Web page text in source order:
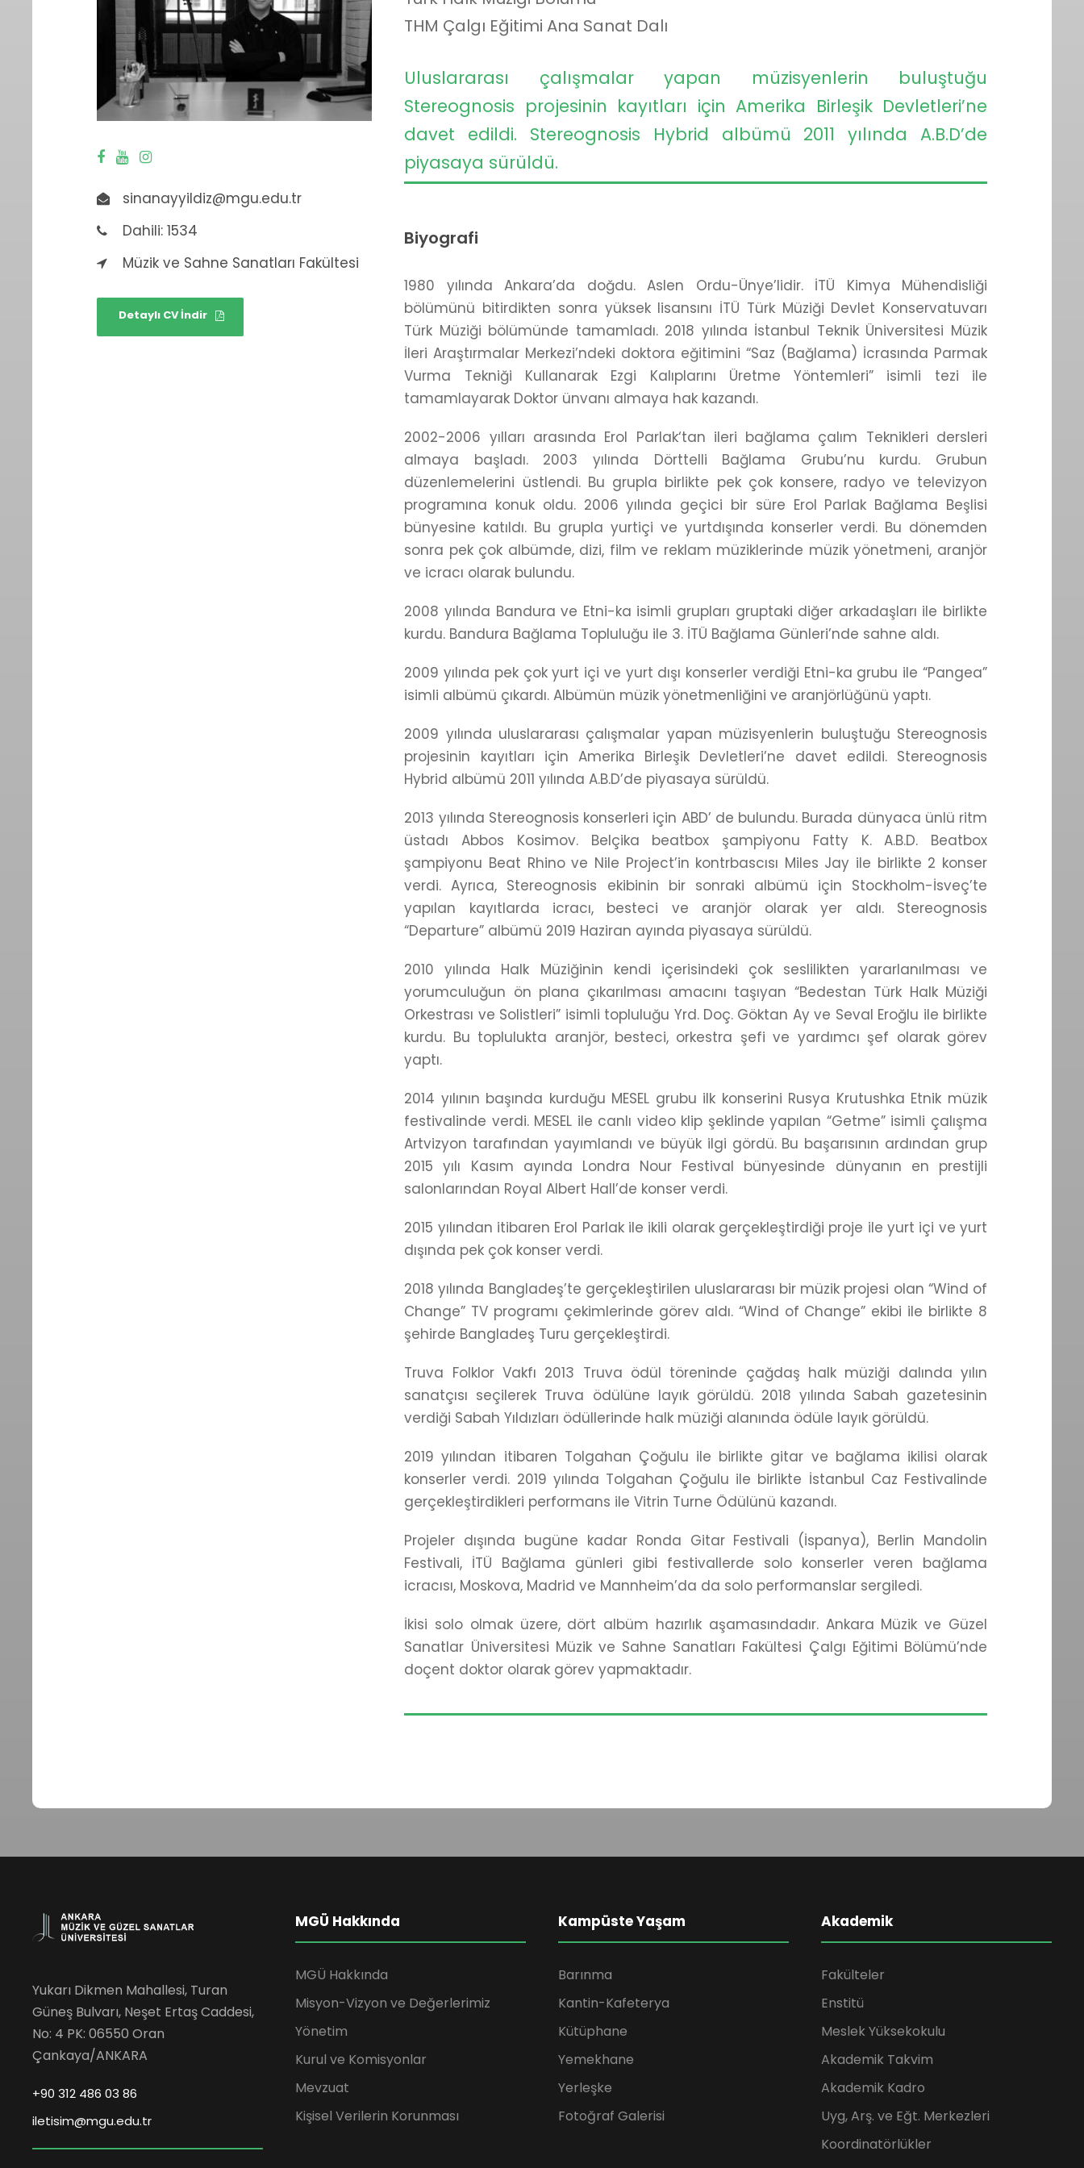
sinanayyildiz@mgu.edu.tr
Dahili: 1534
Müzik ve Sahne Sanatları Fakültesi
Detaylı CV İndir
THM Çalgı Eğitimi Ana Sanat Dalı
Uluslararası çalışmalar yapan müzisyenlerin buluştuğu
Stereognosis projesinin kayıtları için Amerika Birleşik Devletleri’ne
davet edildi. Stereognosis Hybrid albümü 2011 yılında A.B.D’de
piyasaya sürüldü.
Biyografi
1980 yılında Ankara’da doğdu. Aslen Ordu-Ünye’lidir. İTÜ Kimya Mühendisliği
bölümünü bitirdikten sonra yüksek lisansını İTÜ Türk Müziği Devlet Konservatuvarı
Türk Müziği bölümünde tamamladı. 2018 yılında İstanbul Teknik Üniversitesi Müzik
İleri Araştırmalar Merkezi’ndeki doktora eğitimini “Saz (Bağlama) İcrasında Parmak
Vurma Tekniği Kullanarak Ezgi Kalıplarını Üretme Yöntemleri” isimli tezi ile
tamamlayarak Doktor ünvanı almaya hak kazandı.
2002-2006 yılları arasında Erol Parlak‘tan ileri bağlama çalım Teknikleri dersleri
almaya başladı. 2003 yılında Dörttelli Bağlama Grubu’nu kurdu. Grubun
düzenlemelerini üstlendi. Bu grupla birlikte pek çok konsere, radyo ve televizyon
programına konuk oldu. 2006 yılında geçici bir süre Erol Parlak Bağlama Beşlisi
bünyesine katıldı. Bu grupla yurtiçi ve yurtdışında konserler verdi. Bu dönemden
sonra pek çok albümde, dizi, film ve reklam müziklerinde müzik yönetmeni, aranjör
ve icracı olarak bulundu.
2008 yılında Bandura ve Etni-ka isimli grupları gruptaki diğer arkadaşları ile birlikte
kurdu. Bandura Bağlama Topluluğu ile 3. İTÜ Bağlama Günleri’nde sahne aldı.
2009 yılında pek çok yurt içi ve yurt dışı konserler verdiği Etni-ka grubu ile “Pangea”
isimli albümü çıkardı. Albümün müzik yönetmenliğini ve aranjörlüğünü yaptı.
2009 yılında uluslararası çalışmalar yapan müzisyenlerin buluştuğu Stereognosis
projesinin kayıtları için Amerika Birleşik Devletleri’ne davet edildi. Stereognosis
Hybrid albümü 2011 yılında A.B.D’de piyasaya sürüldü.
2013 yılında Stereognosis konserleri için ABD’ de bulundu. Burada dünyaca ünlü ritm
üstadı Abbos Kosimov. Belçika beatbox şampiyonu Fatty K. A.B.D. Beatbox
şampiyonu Beat Rhino ve Nile Project’in kontrbascısı Miles Jay ile birlikte 2 konser
verdi. Ayrıca, Stereognosis ekibinin bir sonraki albümü için Stockholm-İsveç’te
yapılan kayıtlarda icracı, besteci ve aranjör olarak yer aldı. Stereognosis
“Departure” albümü 2019 Haziran ayında piyasaya sürüldü.
2010 yılında Halk Müziğinin kendi içerisindeki çok seslilikten yararlanılması ve
yorumculuğun ön plana çıkarılması amacını taşıyan “Bedestan Türk Halk Müziği
Orkestrası ve Solistleri” isimli topluluğu Yrd. Doç. Göktan Ay ve Seval Eroğlu ile birlikte
kurdu. Bu toplulukta aranjör, besteci, orkestra şefi ve yardımcı şef olarak görev
yaptı.
2014 yılının başında kurduğu MESEL grubu ilk konserini Rusya Krutushka Etnik müzik
festivalinde verdi. MESEL ile canlı video klip şeklinde yapılan “Getme” isimli çalışma
Artvizyon tarafından yayımlandı ve büyük ilgi gördü. Bu başarısının ardından grup
2015 yılı Kasım ayında Londra Nour Festival bünyesinde dünyanın en prestijli
salonlarından Royal Albert Hall’de konser verdi.
2015 yılından itibaren Erol Parlak ile ikili olarak gerçekleştirdiği proje ile yurt içi ve yurt
dışında pek çok konser verdi.
2018 yılında Bangladeş’te gerçekleştirilen uluslararası bir müzik projesi olan “Wind of
Change” TV programı çekimlerinde görev aldı. “Wind of Change” ekibi ile birlikte 8
şehirde Bangladeş Turu gerçekleştirdi.
Truva Folklor Vakfı 2013 Truva ödül töreninde çağdaş halk müziği dalında yılın
sanatçısı seçilerek Truva ödülüne layık görüldü. 2018 yılında Sabah gazetesinin
verdiği Sabah Yıldızları ödüllerinde halk müziği alanında ödüle layık görüldü.
2019 yılından itibaren Tolgahan Çoğulu ile birlikte gitar ve bağlama ikilisi olarak
konserler verdi. 2019 yılında Tolgahan Çoğulu ile birlikte İstanbul Caz Festivalinde
gerçekleştirdikleri performans ile Vitrin Turne Ödülünü kazandı.
Projeler dışında bugüne kadar Ronda Gitar Festivali (İspanya), Berlin Mandolin
Festivali, İTÜ Bağlama günleri gibi festivallerde solo konserler veren bağlama
icracısı, Moskova, Madrid ve Mannheim’da da solo performanslar sergiledi.
İkisi solo olmak üzere, dört albüm hazırlık aşamasındadır. Ankara Müzik ve Güzel
Sanatlar Üniversitesi Müzik ve Sahne Sanatları Fakültesi Çalgı Eğitimi Bölümü’nde
doçent doktor olarak görev yapmaktadır.
Yukarı Dikmen Mahallesi, Turan
Güneş Bulvarı, Neşet Ertaş Caddesi,
No: 4 PK: 06550 Oran
Çankaya/ANKARA
+90 312 486 03 86
iletisim@mgu.edu.tr
MGÜ Hakkında
MGÜ Hakkında
Misyon-Vizyon ve Değerlerimiz
Yönetim
Kurul ve Komisyonlar
Mevzuat
Kişisel Verilerin Korunması
Kampüste Yaşam
Barınma
Kantin-Kafeterya
Kütüphane
Yemekhane
Yerleşke
Fotoğraf Galerisi
Akademik
Fakülteler
Enstitü
Meslek Yüksekokulu
Akademik Takvim
Akademik Kadro
Uyg, Arş. ve Eğt. Merkezleri
Koordinatörlükler